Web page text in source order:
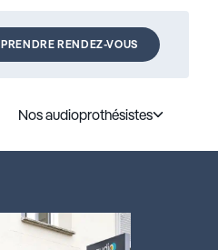
PRENDRE RENDEZ-VOUS
Nos audioprothésistes